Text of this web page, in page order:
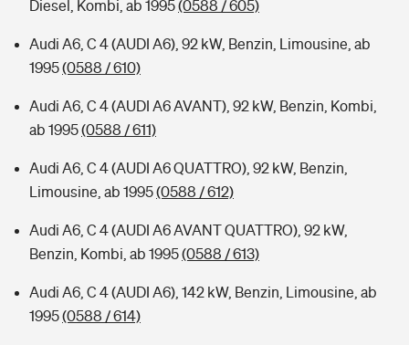
Diesel, Kombi, ab 1995(0588 / 605)
Audi A6, C 4 (AUDI A6), 92 kW, Benzin, Limousine, ab
1995(0588 / 610)
Audi A6, C 4 (AUDI A6 AVANT), 92 kW, Benzin, Kombi,
ab 1995(0588 / 611)
Audi A6, C 4 (AUDI A6 QUATTRO), 92 kW, Benzin,
Limousine, ab 1995(0588 / 612)
Audi A6, C 4 (AUDI A6 AVANT QUATTRO), 92 kW,
Benzin, Kombi, ab 1995(0588 / 613)
Audi A6, C 4 (AUDI A6), 142 kW, Benzin, Limousine, ab
1995(0588 / 614)